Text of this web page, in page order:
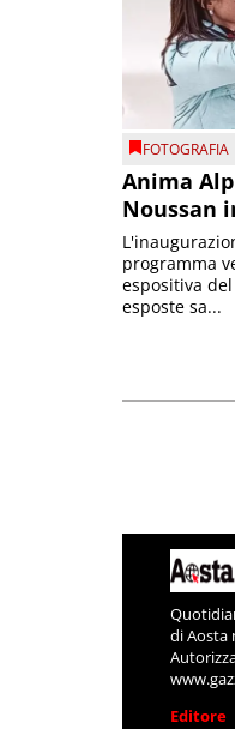
FOTOGRAFIA
Anima
Noussan
programma
espositiva
esposte sa...
di Aosta
Editore